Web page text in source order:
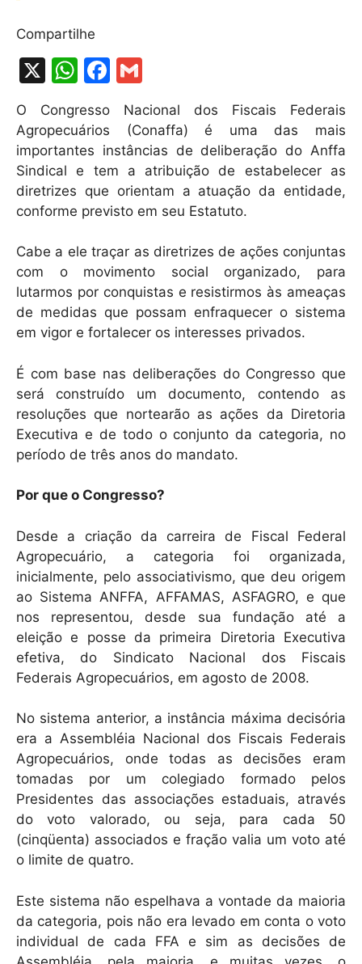
Compartilhe
X
W
at
s
A
p
p
F
e
b
o
o
k
m
ai
l
O Congresso Nacional dos Fiscais Federais
Agropecuários (Conaffa) é uma das mais
importantes instâncias de deliberação do Anffa
Sindical e tem a atribuição de estabelecer as
diretrizes que orientam a atuação da entidade,
conforme previsto em seu Estatuto.
Cabe a ele traçar as diretrizes de ações conjuntas
com o movimento social organizado, para
lutarmos por conquistas e resistirmos às ameaças
de medidas que possam enfraquecer o sistema
em vigor e fortalecer os interesses privados.
É com base nas deliberações do Congresso que
será construído um documento, contendo as
resoluções que nortearão as ações da Diretoria
Executiva e de todo o conjunto da categoria, no
período de três anos do mandato.
Por que o Congresso?
Desde a criação da carreira de Fiscal Federal
Agropecuário, a categoria foi organizada,
inicialmente, pelo associativismo, que deu origem
ao Sistema ANFFA, AFFAMAS, ASFAGRO, e que
nos representou, desde sua fundação até a
eleição e posse da primeira Diretoria Executiva
efetiva, do Sindicato Nacional dos Fiscais
Federais Agropecuários, em agosto de 2008.
No sistema anterior, a instância máxima decisória
era a Assembléia Nacional dos Fiscais Federais
Agropecuários, onde todas as decisões eram
tomadas por um colegiado formado pelos
Presidentes das associações estaduais, através
do voto valorado, ou seja, para cada 50
(cinqüenta) associados e fração valia um voto até
o limite de quatro.
Este sistema não espelhava a vontade da maioria
da categoria, pois não era levado em conta o voto
individual de cada FFA e sim as decisões de